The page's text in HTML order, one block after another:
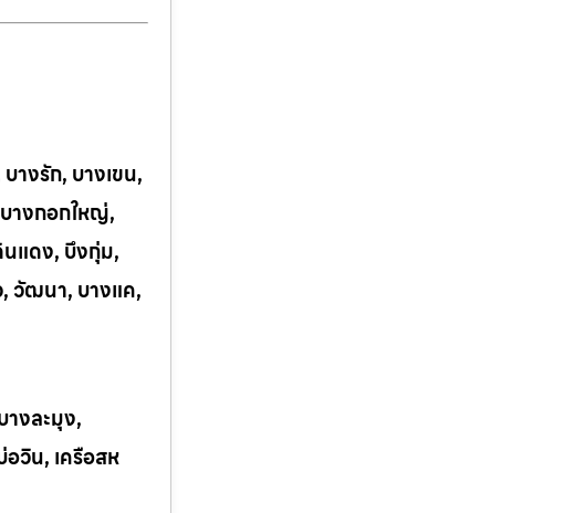
างรัก, บางเขน,
างกอกใหญ่,
แดง, บึงกุ่ม,
, วัฒนา, บางแค,
งละมุง,
วิน, เครือสห